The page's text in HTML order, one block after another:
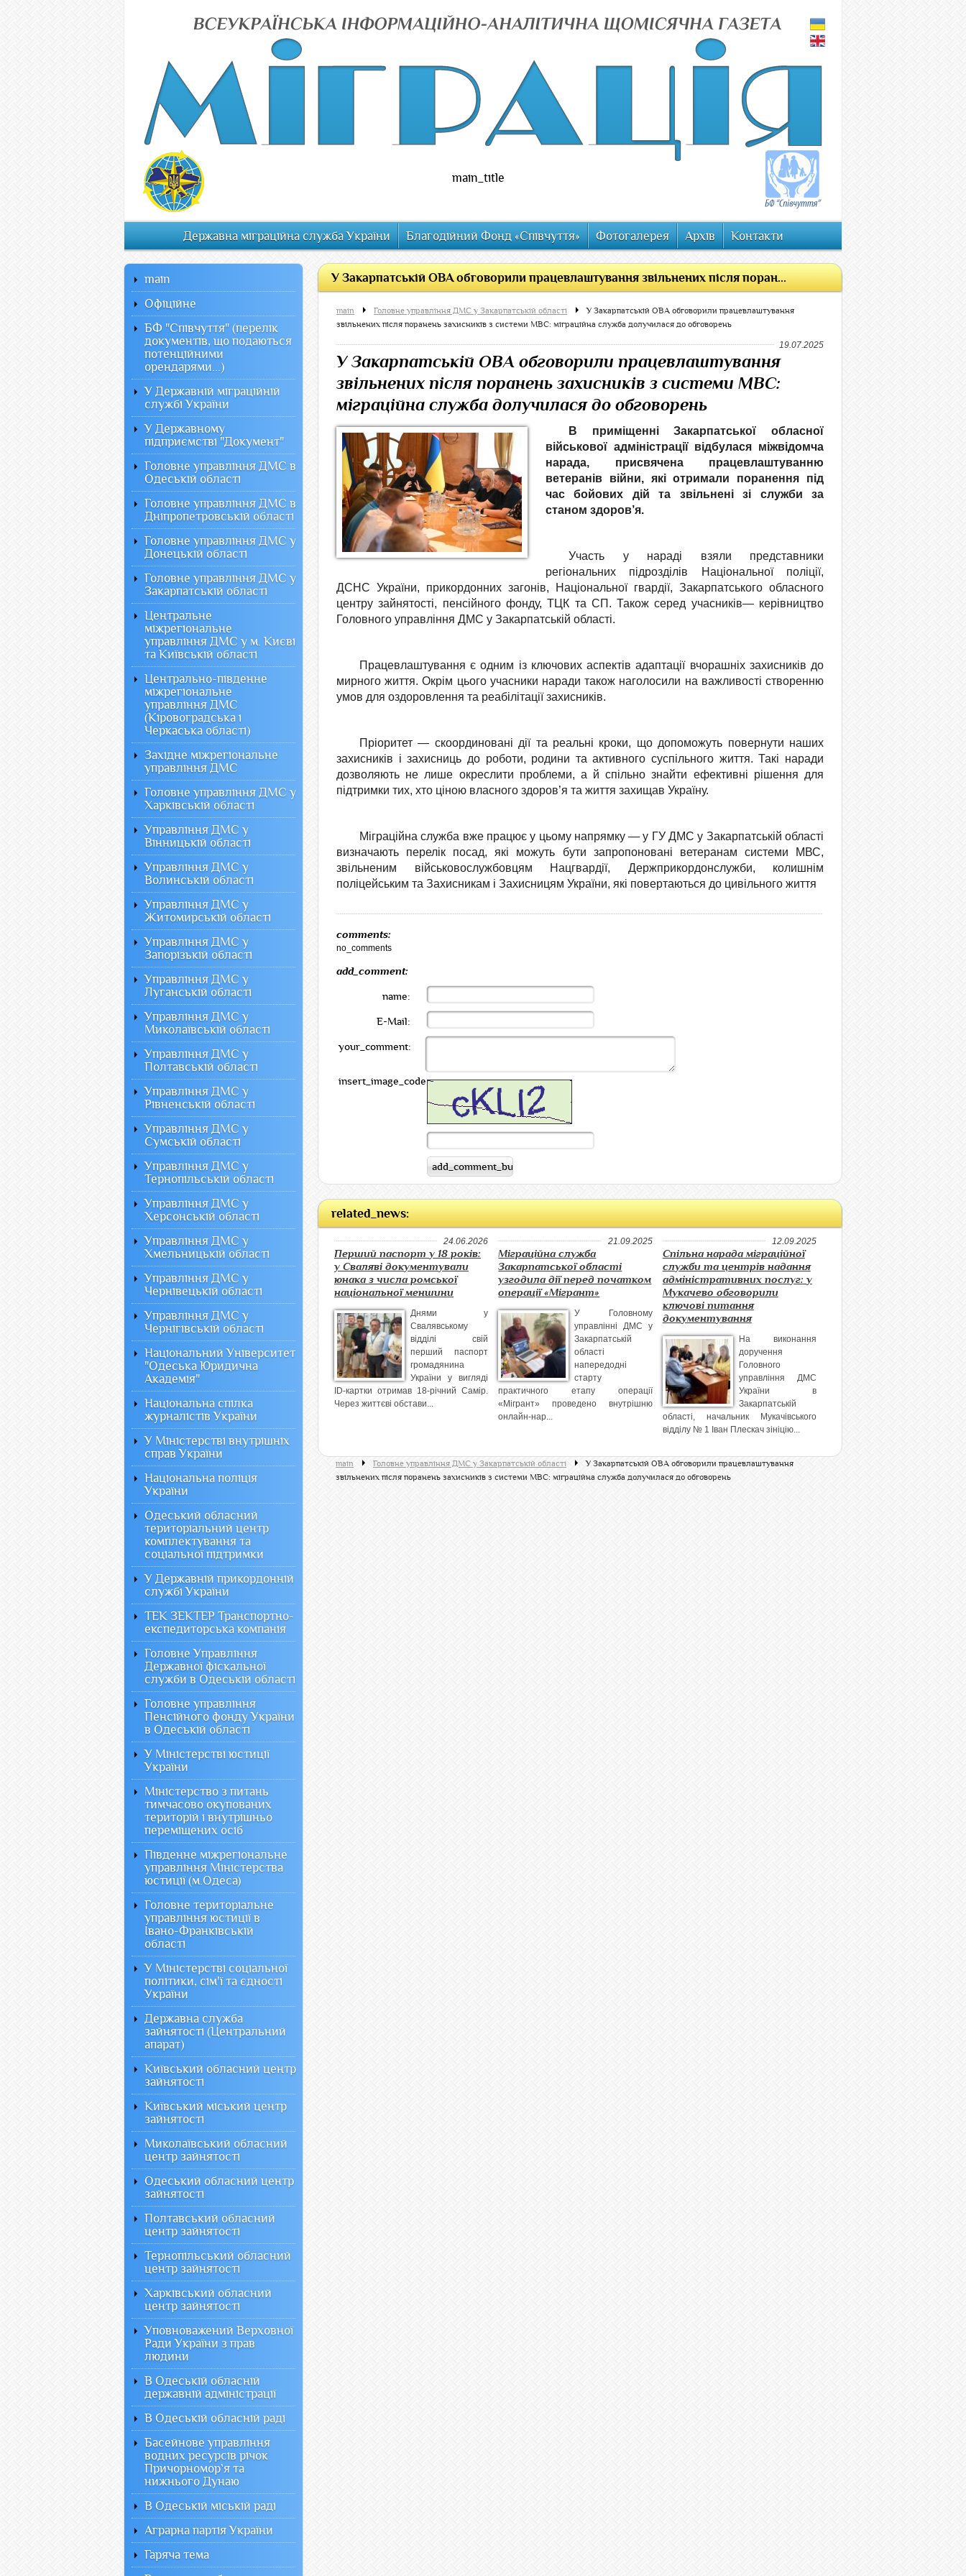
main_title
Державна міграційна служба України Благодійний Фонд «Співчуття» Фотогалерея Архів Контакти
У Закарпатській ОВА обговорили працевлаштування звільнених після поран...
main Головне управління ДМС у Закарпатській області
У Закарпатській ОВА обговорили працевлаштування
звільнених після поранень захисників з системи МВС: міграційна служба долучилася до обговорень
19.07.2025
У Закарпатській ОВА обговорили працевлаштування
звільнених після поранень захисників з системи МВС:
міграційна служба долучилася до обговорень
В приміщенні Закарпатської обласної
військової адміністрації відбулася міжвідомча
нарада, присвячена працевлаштуванню
ветеранів війни, які отримали поранення під
час бойових дій та звільнені зі служби за
станом здоров’я.
Участь у нараді взяли представники
регіональних підрозділів Національної поліції,
ДСНС України, прикордонних загонів, Національної гвардії, Закарпатського обласного
центру зайнятості, пенсійного фонду, ТЦК та СП. Також серед учасників— керівництво
Головного управління ДМС у Закарпатській області.
Працевлаштування є одним із ключових аспектів адаптації вчорашніх захисників до
мирного життя. Окрім цього учасники наради також наголосили на важливості створенню
умов для оздоровлення та реабілітації захисників.
Пріоритет — скоординовані дії та реальні кроки, що допоможуть повернути наших
захисників і захисниць до роботи, родини та активного суспільного життя. Такі наради
дозволяють не лише окреслити проблеми, а й спільно знайти ефективні рішення для
підтримки тих, хто ціною власного здоров’я та життя захищав Україну.
Міграційна служба вже працює у цьому напрямку — у ГУ ДМС у Закарпатській області
визначають перелік посад, які можуть бути запропоновані ветеранам системи МВС,
звільненим військовослужбовцям Нацгвардії, Держприкордонслужби, колишнім
поліцейським та Захисникам і Захисницям України, які повертаються до цивільного життя
comments:
no_comments
add_comment:
name:
E-Mail:
your_comment:
insert_image_code:
related_news:
24.06.2026
Перший паспорт у 18 років:
у Сваляві документували
юнака з числа ромської
національної меншини
Днями у
Свалявському
відділі свій
перший паспорт
громадянина
України у вигляді
ID-картки отримав 18-річний Самір.
Через життєві обстави...
21.09.2025
Міграційна служба
Закарпатської області
узгодила дії перед початком
операції «Мігрант»
У Головному
управлінні ДМС у
Закарпатській
області
напередодні
старту
практичного етапу операції
«Мігрант» проведено внутрішню
онлайн-нар...
12.09.2025
Спільна нарада міграційної
служби та центрів надання
адміністративних послуг: у
Мукачево обговорили
ключові питання
документування
На виконання
доручення
Головного
управління ДМС
України в
Закарпатській
області, начальник Мукачівського
відділу № 1 Іван Плескач зініцію...
main Головне управління ДМС у Закарпатській області
У Закарпатській ОВА обговорили працевлаштування
звільнених після поранень захисників з системи МВС: міграційна служба долучилася до обговорень
main
Офiцiйне
БФ "Співчуття" (перелік
документів, що подаються
потенційними
орендарями...)
У Державній міграційній
службі України
У Державному
підприємстві "Документ"
Головне управління ДМС в
Одеській області
Головне управління ДМС в
Дніпропетровській області
Головне управління ДМС у
Донецькій області
Головне управління ДМС у
Закарпатській області
Центральне
міжрегіональне
управління ДМС у м. Києві
та Київській області
Центрально-південне
міжрегіональне
управління ДМС
(Кіровоградська і
Черкаська області)
Західне міжрегіональне
управління ДМС
Головне управління ДМС у
Харківській області
Управління ДМС у
Вінницькій області
Управління ДМС у
Волинській області
Управління ДМС у
Житомирській області
Управління ДМС у
Запорізькій області
Управління ДМС у
Луганській області
Управління ДМС у
Миколаївській області
Управління ДМС у
Полтавській області
Управління ДМС у
Рівненській області
Управління ДМС у
Сумській області
Управління ДМС у
Тернопільській області
Управління ДМС у
Херсонській області
Управління ДМС у
Хмельницькій області
Управління ДМС у
Чернівецькій області
Управління ДМС у
Чернігівській області
Національний Університет
"Одеська Юридична
Академія"
Національна спілка
журналістів України
У Міністерстві внутрішніх
справ України
Національна поліція
України
Одеський обласний
територіальний центр
комплектування та
соціальної підтримки
У Державній прикордонній
службі України
ТЕК ЗЕКТЕР Транспортно-
експедиторська компанія
Головне Управління
Державної фіскальної
служби в Одеській області
Головне управління
Пенсійного фонду України
в Одеській області
У Міністерстві юстиції
України
Міністерство з питань
тимчасово окупованих
територій і внутрішньо
переміщених осіб
Південне міжрегіональне
управління Міністерства
юстиції (м.Одеса)
Головне територіальне
управління юстиції в
Івано-Франківській
області
У Міністерстві соціальної
політики, сім'ї та єдності
України
Державна служба
зайнятості (Центральний
апарат)
Київський обласний центр
зайнятості
Київський міський центр
зайнятості
Миколаївський обласний
центр зайнятості
Одеський обласний центр
зайнятості
Полтавський обласний
центр зайнятості
Тернопільський обласний
центр зайнятості
Харківський обласний
центр зайнятості
Уповноважений Верховної
Ради України з прав
людини
В Одеській обласній
державній адміністрації
В Одеській обласній раді
Басейнове управління
водних ресурсів річок
Причорномор`я та
нижнього Дунаю
В Одеській міській раді
Аграрна партія України
Гаряча тема